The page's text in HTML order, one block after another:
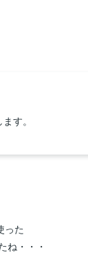
す。
った
ね・・・